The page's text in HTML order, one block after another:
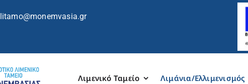
litamo@monemvasia.gr
Λιμενικό Ταμείο Λιμάνια/Ελλιμενισμός